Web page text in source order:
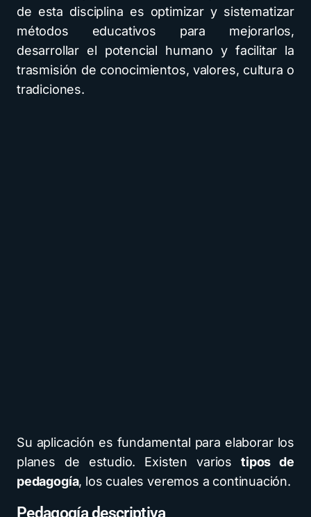
de esta disciplina es optimizar y sistematizar
métodos educativos para mejorarlos,
desarrollar el potencial humano y facilitar la
trasmisión de conocimientos, valores, cultura o
tradiciones.
Su aplicación es fundamental para elaborar los
planes de estudio. Existen variostipos de
pedagogía, los cuales veremos a continuación.
Pedagogía descriptiva